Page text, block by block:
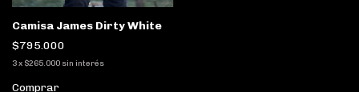
Camisa James Dirty White
$795.000
3x $265.000 sin interés
Comprar